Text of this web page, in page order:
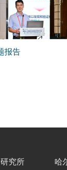
报告
究所 哈